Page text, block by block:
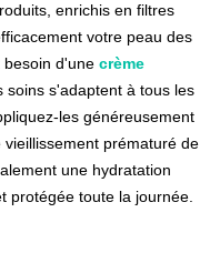
enrichis en filtres
votre peau des
besoin d'une crème
soins s'adaptent à tous les
les généreusement
prématuré de
une hydratation
protégée toute la journée.